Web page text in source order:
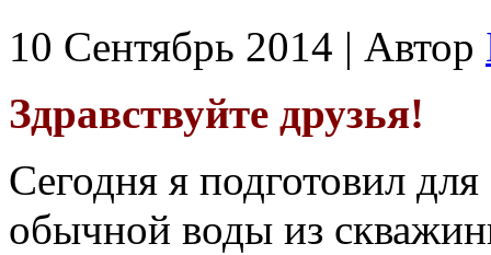
10 Сентябрь 2014 | Автор
Здравствуйте друзья!
Сегодня я подготовил
обычной воды из